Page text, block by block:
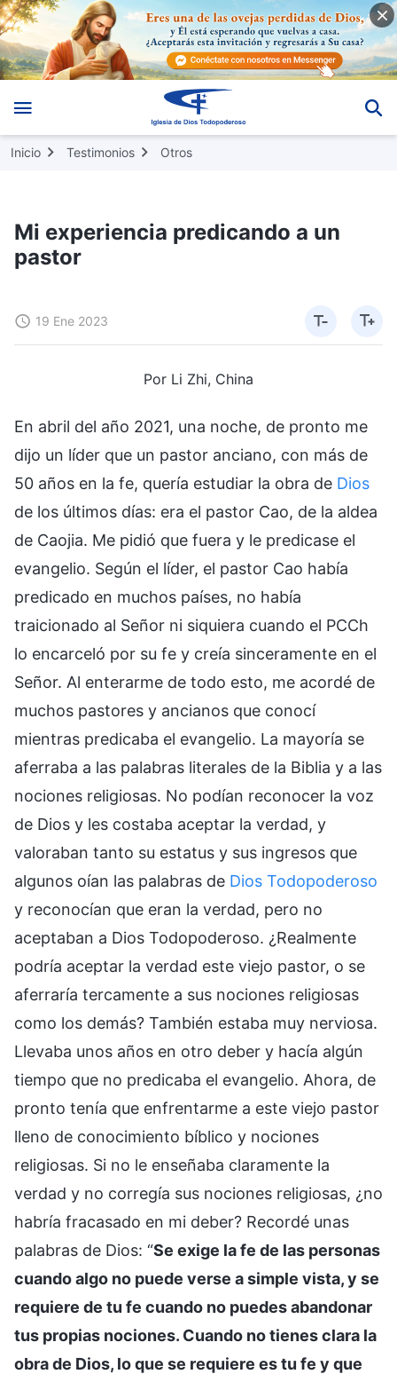
Inicio Testimonios Otros
Mi experiencia predicando a un
pastor
19 Ene 2023
Por Li Zhi, China
En abril del año 2021, una noche, de pronto me
dijo un líder que un pastor anciano, con más de
50 años en la fe, quería estudiar la obra de Dios
de los últimos días: era el pastor Cao, de la aldea
de Caojia. Me pidió que fuera y le predicase el
evangelio. Según el líder, el pastor Cao había
predicado en muchos países, no había
traicionado al Señor ni siquiera cuando el PCCh
lo encarceló por su fe y creía sinceramente en el
Señor. Al enterarme de todo esto, me acordé de
muchos pastores y ancianos que conocí
mientras predicaba el evangelio. La mayoría se
aferraba a las palabras literales de la Biblia y a las
nociones religiosas. No podían reconocer la voz
de Dios y les costaba aceptar la verdad, y
valoraban tanto su estatus y sus ingresos que
algunos oían las palabras de Dios Todopoderoso
y reconocían que eran la verdad, pero no
aceptaban a Dios Todopoderoso. ¿Realmente
podría aceptar la verdad este viejo pastor, o se
aferraría tercamente a sus nociones religiosas
como los demás? También estaba muy nerviosa.
Llevaba unos años en otro deber y hacía algún
tiempo que no predicaba el evangelio. Ahora, de
pronto tenía que enfrentarme a este viejo pastor
lleno de conocimiento bíblico y nociones
religiosas. Si no le enseñaba claramente la
verdad y no corregía sus nociones religiosas, ¿no
habría fracasado en mi deber? Recordé unas
palabras de Dios: “Se exige la fe de las personas
cuando algo no puede verse a simple vista, y se
requiere de tu fe cuando no puedes abandonar
tus propias nociones. Cuando no tienes clara la
obra de Dios, lo que se requiere es tu fe y que